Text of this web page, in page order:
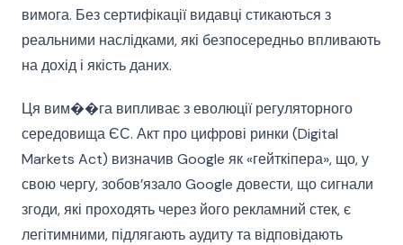
вимога. Без сертифікації видавці стикаються з
реальними наслідками, які безпосередньо впливають
на дохід і якість даних.
Ця вим��га випливає з еволюції регуляторного
середовища ЄС. Акт про цифрові ринки (Digital
Markets Act) визначив Google як «гейткіпера», що, у
свою чергу, зобов’язало Google довести, що сигнали
згоди, які проходять через його рекламний стек, є
легітимними, підлягають аудиту та відповідають